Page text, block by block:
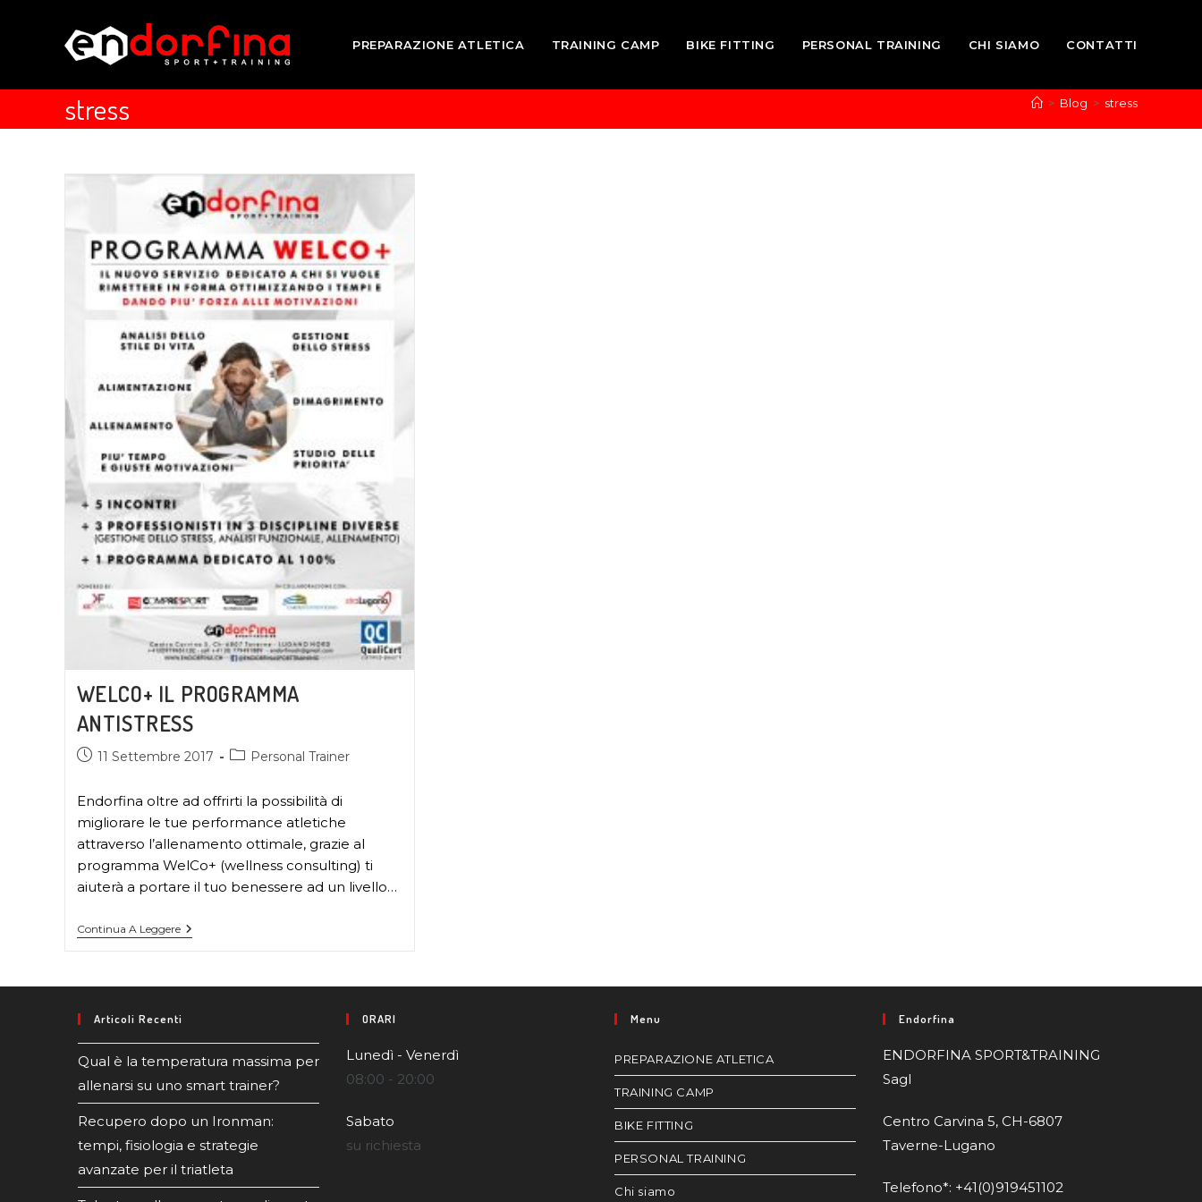
PREPARAZIONE ATLETICA TRAINING CAMP BIKE FITTING PERSONAL TRAINING CHI SIAMO CONTATTI
stress > Blog > stress
WELCO+ IL PROGRAMMA
ANTISTRESS
11 Settembre 2017 Personal Trainer
Endorfina oltre ad offrirti la possibilità di
migliorare le tue performance atletiche
attraverso l’allenamento ottimale, grazie al
programma WelCo+ (wellness consulting) ti
aiuterà a portare il tuo benessere ad un livello…
Continua A Leggere
Articoli Recenti
Qual è la temperatura massima per
allenarsi su uno smart trainer?
Recupero dopo un Ironman:
tempi, fisiologia e strategie
avanzate per il triatleta
ORARI
Lunedì - Venerdì
08:00 - 20:00
Sabato
su richiesta
Menu
PREPARAZIONE ATLETICA
TRAINING CAMP
BIKE FITTING
PERSONAL TRAINING
Chi siamo
Endorfina
ENDORFINA SPORT&TRAINING
Sagl
Centro Carvina 5, CH-6807
Taverne-Lugano
Telefono*: +41(0)919451102